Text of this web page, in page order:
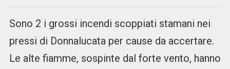
Sono 2 i grossi incendi scoppiati stamani nei
pressi di Donnalucata per cause da accertare.
Le alte fiamme, sospinte dal forte vento, hanno